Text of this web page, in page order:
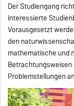
Der Studiengang
interessierte
Vorausgesetzt
den
mathematische und
Problemstellungen